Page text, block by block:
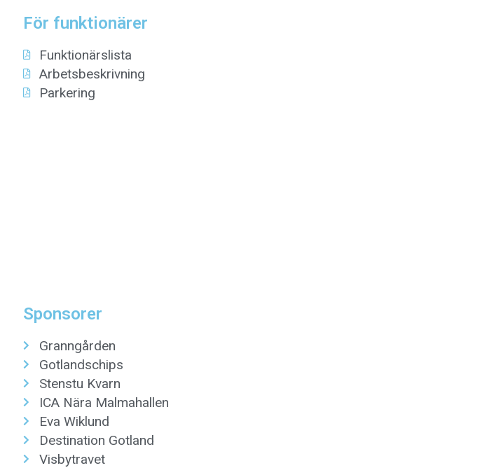
För funktionärer
Funktionärslista
Arbetsbeskrivning
Parkering
Sponsorer
Granngården
Gotlandschips
Stenstu Kvarn
ICA Nära Malmahallen
Eva Wiklund
Destination Gotland
Visbytravet